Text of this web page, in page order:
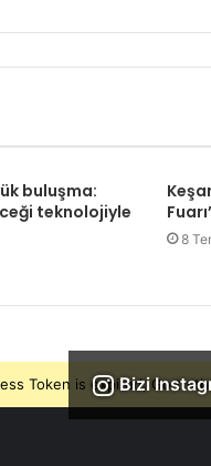
buluşma:
teknolojiyle
8
Bizi
Token is expired, Go to